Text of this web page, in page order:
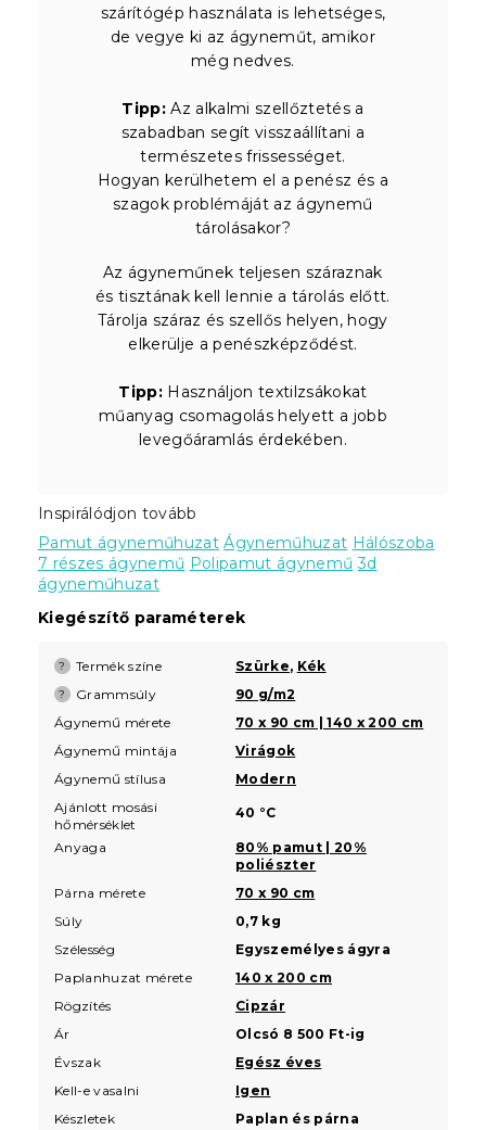
szárítógép használata is lehetséges,
de vegye ki az ágyneműt, amikor
még nedves.
Tipp: Az alkalmi szellőztetés a
szabadban segít visszaállítani a
természetes frissességet.
Hogyan kerülhetem el a penész és a
szagok problémáját az ágynemű
tárolásakor?
Az ágyneműnek teljesen száraznak
és tisztának kell lennie a tárolás előtt.
Tárolja száraz és szellős helyen, hogy
elkerülje a penészképződést.
Tipp: Használjon textilzsákokat
műanyag csomagolás helyett a jobb
levegőáramlás érdekében.
Inspirálódjon tovább
Pamut ágyneműhuzat Ágyneműhuzat Hálószoba
7 részes ágynemű Polipamut ágynemű 3d
ágyneműhuzat
Kiegészítő paraméterek
? Termék színe Szürke, Kék
? Grammsúly
90 g/m2
Ágynemű mérete
70 x 90 cm | 140 x 200 cm
Ágynemű mintája
Virágok
Ágynemű stílusa
Modern
Ajánlott mosási
hőmérséklet
40 °C
Anyaga
80% pamut | 20%
poliészter
Párna mérete
70 x 90 cm
Súly
0,7 kg
Szélesség
Egyszemélyes ágyra
Paplanhuzat mérete
140 x 200 cm
Rögzítés
Cipzár
Ár
Olcsó 8 500 Ft-ig
Évszak
Egész éves
Kell-e vasalni
Igen
Készletek
Paplan és párna